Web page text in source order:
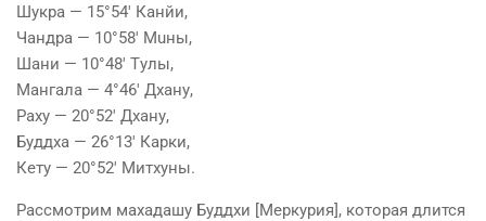
Шукра — 15°54′ Канйи,
Чандра — 10°58′ Мuны,
Шани — 10°48′ Тyлы,
Мангала — 4°46′ Дхану,
Раху — 20°52′ Дхану,
Буддха — 26°13′ Карки,
Кету — 20°52′ Митхуны.
Рассмотрим махадашу Буддхи [Меркурия], которая длится